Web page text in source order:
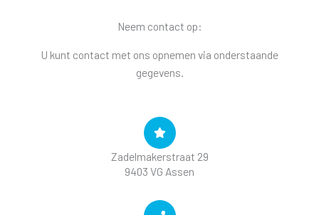
Neem contact op:
U kunt contact met ons opnemen via onderstaande
gegevens.
Zadelmakerstraat 29
9403 VG Assen